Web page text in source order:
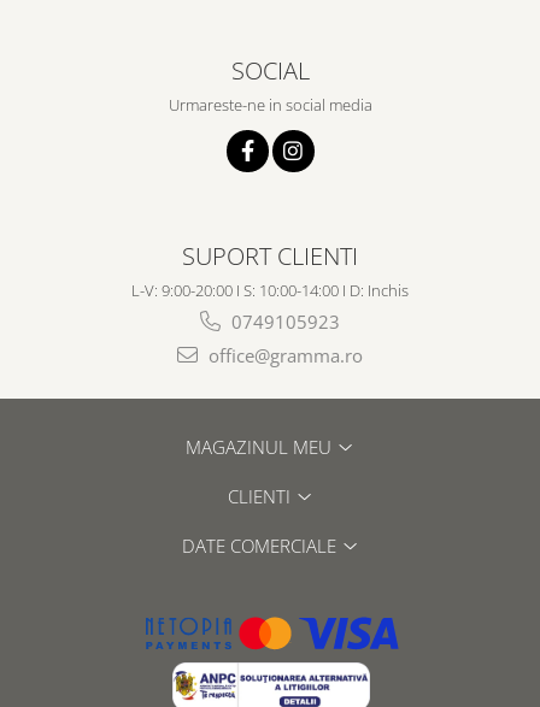
SOCIAL
Urmareste-ne in social media
SUPORT CLIENTI
L-V: 9:00-20:00 I S: 10:00-14:00 I D: Inchis
0749105923
office@gramma.ro
MAGAZINUL MEU
CLIENTI
DATE COMERCIALE